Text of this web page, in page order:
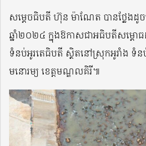
សម្តេចធិបតី ហ៊ុន ម៉ាណែត បានថ្លែងដូ
ឆ្នាំ២០២៤ ក្នុងឱកាសជាអធិបតីសម្ពោធដ
ទំនប់អូរតេធិបតី ស្ថិតនៅស្រុកអូរាំង
មនោរម្យ ខេត្តមណ្ឌលគិរី៕